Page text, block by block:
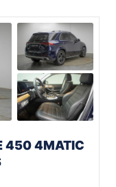
450 4MATIC